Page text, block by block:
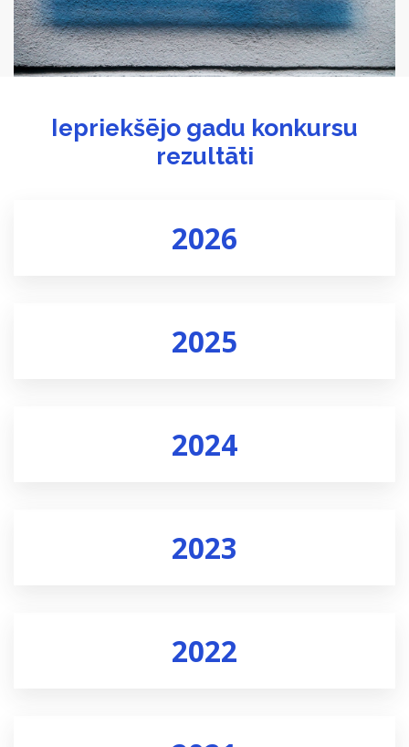
Iepriekšējo gadu konkursu
rezultāti
2026
2025
2024
2023
2022